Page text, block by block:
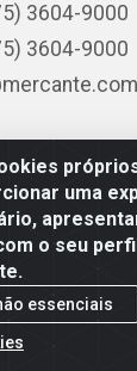
uma
o seu
essenciais
3604-9000
3604-9000
- Rua Mercante,
- CEP 44.096-
0001-08